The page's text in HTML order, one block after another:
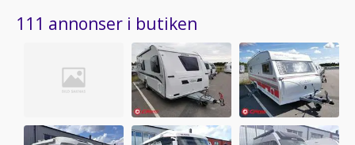
111 annonser i butiken